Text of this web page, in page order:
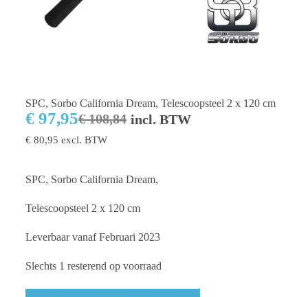
SPC, Sorbo California Dream, Telescoopsteel 2 x 120 cm
€108,84
€97,95 incl. BTW
€80,95 excl. BTW
SPC, Sorbo California Dream,
Telescoopsteel 2 x 120 cm
Leverbaar vanaf Februari 2023
Slechts 1 resterend op voorraad